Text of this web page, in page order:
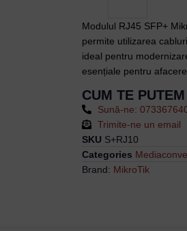
Mikrotik
S+RJ10
cu
Compatibilitate
și
Instalare
Simplă
quantity
Modulul RJ45 SFP+
permite utilizarea
ideal pentru
esențiale pentru
CUM TE
Sună-ne:
Trimite-ne un email
SKU S+RJ10
Categories
Brand: MikroTik